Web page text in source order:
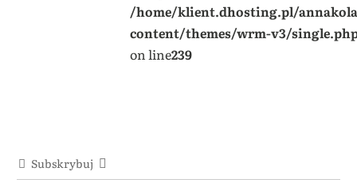
/home/klient.dhosting.pl/
content/themes/wrm-v3/
on line239
Subskrybuj